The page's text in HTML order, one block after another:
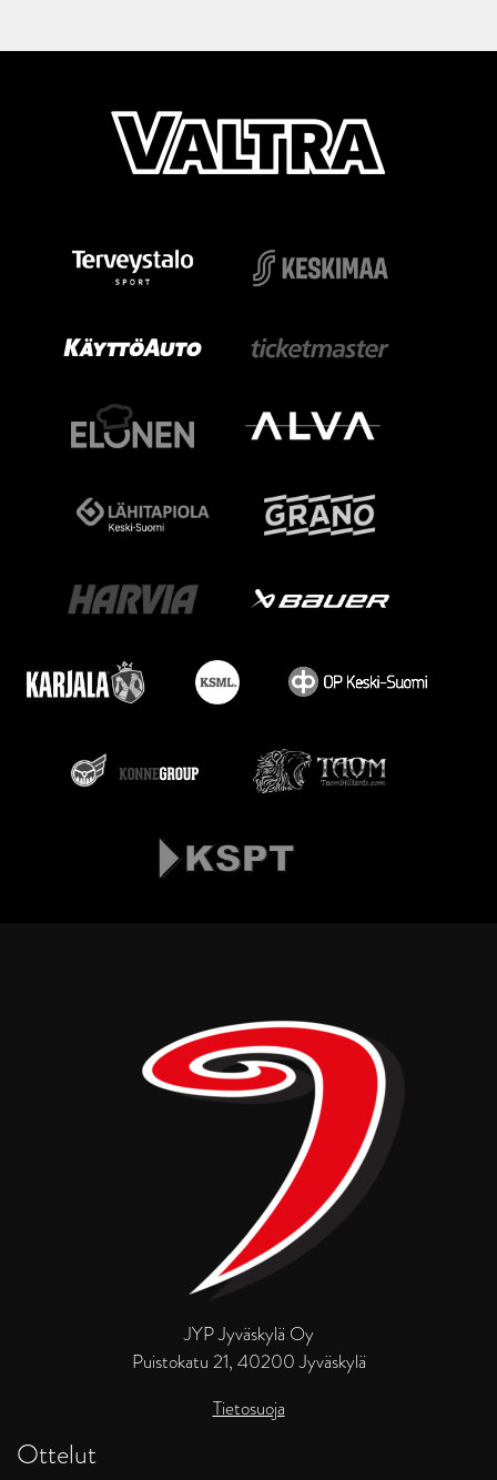
JYP Jyväskylä Oy
Puistokatu 21, 40200 Jyväskylä
Tietosuoja
Ottelut